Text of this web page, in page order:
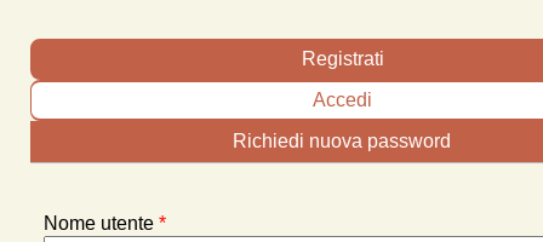
Schede primarie
Registrati
Accedi
Richiedi nuova password
Nome utente *